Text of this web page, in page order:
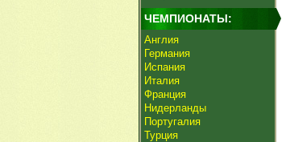
ЧЕМПИОНАТЫ:
Англия
Германия
Испания
Италия
Франция
Нидерланды
Португалия
Турция